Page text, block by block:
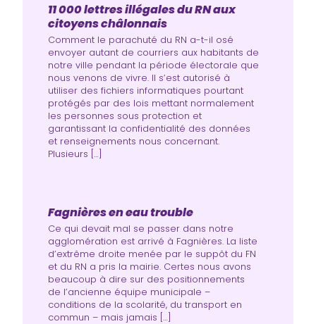
11 000 lettres illégales du RN aux
citoyens châlonnais
Comment le parachuté du RN a-t-il osé
envoyer autant de courriers aux habitants de
notre ville pendant la période électorale que
nous venons de vivre. Il s’est autorisé à
utiliser des fichiers informatiques pourtant
protégés par des lois mettant normalement
les personnes sous protection et
garantissant la confidentialité des données
et renseignements nous concernant.
Plusieurs […]
Fagnières en eau trouble
Ce qui devait mal se passer dans notre
agglomération est arrivé à Fagnières. La liste
d’extrême droite menée par le suppôt du FN
et du RN a pris la mairie. Certes nous avons
beaucoup à dire sur des positionnements
de l’ancienne équipe municipale –
conditions de la scolarité, du transport en
commun – mais jamais […]